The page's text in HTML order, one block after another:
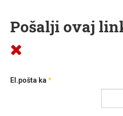
Pošalji ovaj
El.pošta ka *